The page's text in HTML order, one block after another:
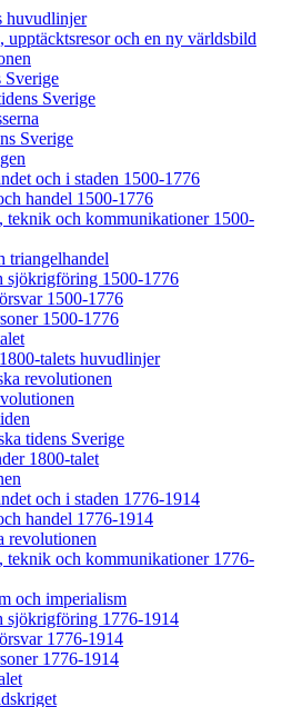
huvudlinjer
upptäcktsresor och en ny världsbild
Sverige
Sverige
Sverige
och i staden 1500-1776
handel 1500-1776
teknik och kommunikationer 1500-
triangelhandel
sjökrigföring 1500-1776
1500-1776
1500-1776
talets huvudlinjer
revolutionen
tidens Sverige
1800-talet
och i staden 1776-1914
handel 1776-1914
revolutionen
teknik och kommunikationer 1776-
och imperialism
sjökrigföring 1776-1914
1776-1914
1776-1914